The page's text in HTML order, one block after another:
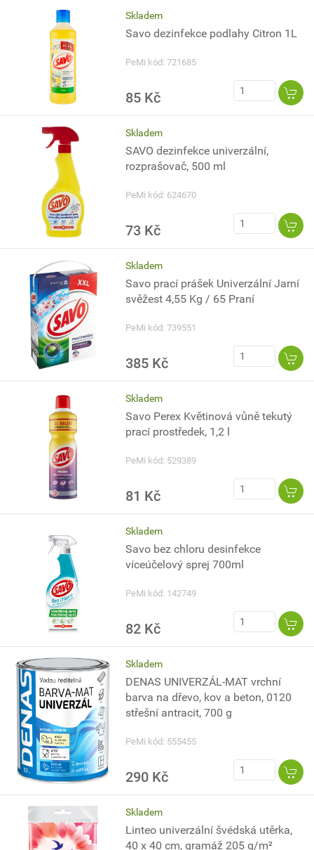
Skladem
Savo dezinfekce podlahy Citron 1L
PeMi kód: 721685
85 Kč
Skladem
SAVO dezinfekce univerzální,
rozprašovač, 500 ml
PeMi kód: 624670
73 Kč
Skladem
Savo prací prášek Univerzální Jarní
svěžest 4,55 Kg / 65 Praní
PeMi kód: 739551
385 Kč
Skladem
Savo Perex Květinová vůně tekutý
prací prostředek, 1,2 l
PeMi kód: 529389
81 Kč
Skladem
Savo bez chloru desinfekce
víceúčelový sprej 700ml
PeMi kód: 142749
82 Kč
Skladem
DENAS UNIVERZÁL-MAT vrchní
barva na dřevo, kov a beton, 0120
střešní antracit, 700 g
PeMi kód: 555455
290 Kč
Skladem
Linteo univerzální švédská utěrka,
40 x 40 cm, gramáž 205 g/m²